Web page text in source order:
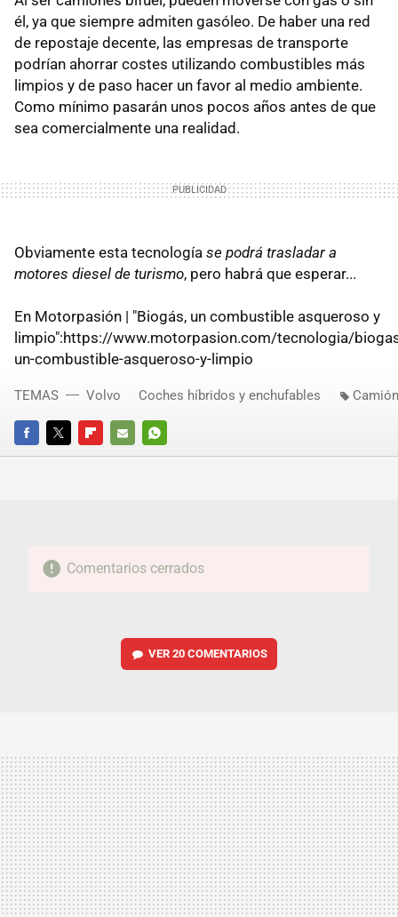
él, ya que siempre admiten gasóleo. De haber una red
de repostaje decente, las empresas de transporte
podrían ahorrar costes utilizando combustibles más
limpios y de paso hacer un favor al medio ambiente.
Como mínimo pasarán unos pocos años antes de que
sea comercialmente una realidad.
Obviamente esta tecnología se podrá trasladar a
motores diesel de turismo, pero habrá que esperar...
En Motorpasión | "Biogás, un combustible asqueroso y
limpio":https://www.motorpasion.com/tecnologia/
un-combustible-asqueroso-y-limpio
FACEBOOKTWITTERFLIPBOARD
E-
WHATSAPP
TEMAS Volvo Coches híbridos y enchufables Camión
Comentarios cerrados
VER 20 COMENTARIOS